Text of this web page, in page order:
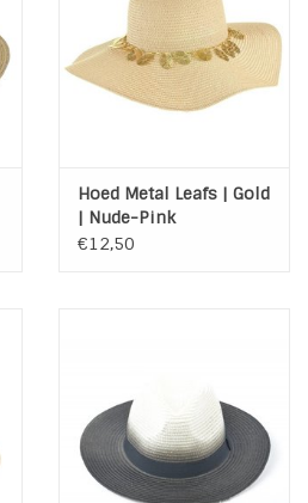
Hoed Metal Leafs | Gold
| Nude-Pink
€12,50